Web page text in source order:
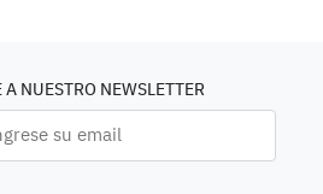
NUESTRO NEWSLETTER